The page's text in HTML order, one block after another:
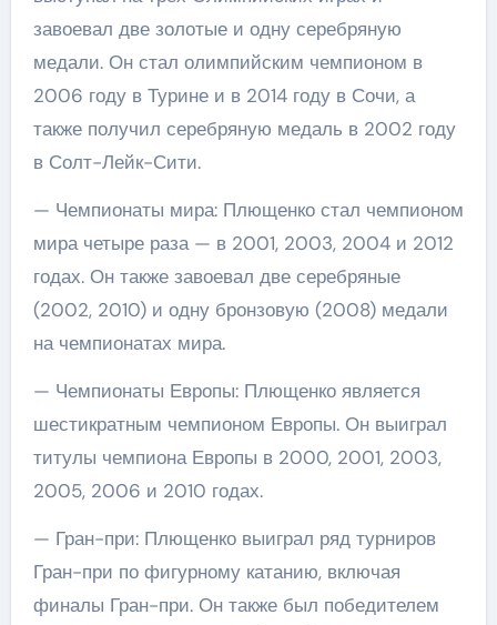
завоевал две золотые и одну серебряную
медали. Он стал олимпийским чемпионом в
2006 году в Турине и в 2014 году в Сочи, а
также получил серебряную медаль в 2002 году
в Солт-Лейк-Сити.
— Чемпионаты мира: Плющенко стал чемпионом
мира четыре раза — в 2001, 2003, 2004 и 2012
годах. Он также завоевал две серебряные
(2002, 2010) и одну бронзовую (2008) медали
на чемпионатах мира.
— Чемпионаты Европы: Плющенко является
шестикратным чемпионом Европы. Он выиграл
титулы чемпиона Европы в 2000, 2001, 2003,
2005, 2006 и 2010 годах.
— Гран-при: Плющенко выиграл ряд турниров
Гран-при по фигурному катанию, включая
финалы Гран-при. Он также был победителем